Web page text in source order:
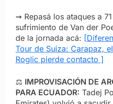
➞ Repasá los ataques a
sufrimiento de Van der
de la jornada acá:
Tour de Suiza: Carapaz,
Roglic pierde contacto ]
⚖️ IMPROVISACIÓN DE
PARA ECUADOR: Tadej